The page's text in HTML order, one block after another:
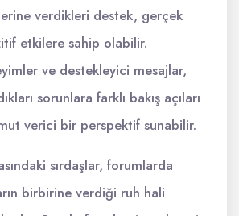
verdikleri destek, gerçek
etkilere sahip olabilir.
ve destekleyici mesajlar,
sorunlara farklı bakış açıları
verici bir perspektif sunabilir.
sırdaşlar, forumlarda
birbirine verdiği ruh hali